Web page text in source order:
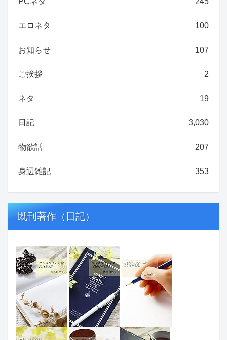
エロネタ 100
お知らせ 107
ご挨拶 2
ネタ 19
日記 3,030
物欲話 207
身辺雑記 353
既刊著作（日記）